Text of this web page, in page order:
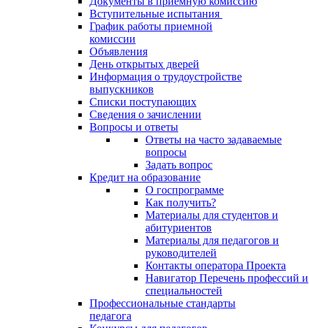
Вступительные испытания
График работы приемной
комиссии
Объявления
День открытых дверей
Информация о трудоустройстве
выпускников
Списки поступающих
Сведения о зачислении
Вопросы и ответы
Ответы на часто задаваемые
вопросы
Задать вопрос
Кредит на образование
О госпрограмме
Как получить?
Материалы для студентов и
абитуриентов
Материалы для педагогов и
руководителей
Контакты оператора Проекта
Навигатор Перечень профессий и
специальностей
Профессиональные стандарты
педагога